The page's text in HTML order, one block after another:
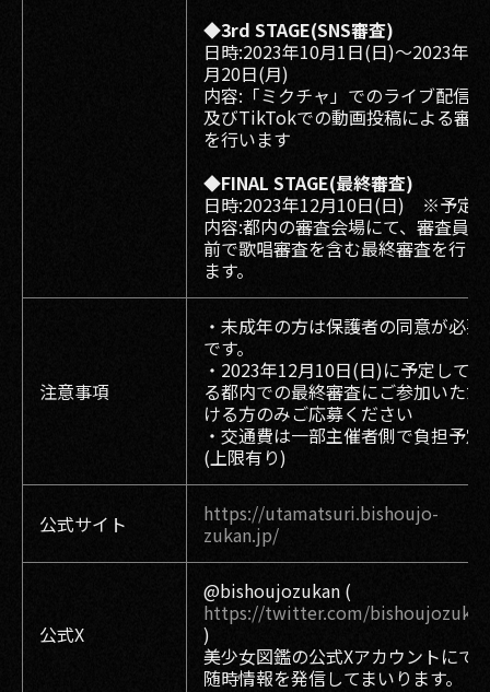
◆3rd STAGE(SNS審査)
日時:2023年10⽉1⽇(日)〜2023年11
⽉20⽇(月)
内容:「ミクチャ」でのライブ配信、
及びTikTokでの動画投稿による審査
を行います
◆FINAL STAGE(最終審査)
日時:2023年12月10日(日) ※予定
内容:都内の審査会場にて、審査員の
前で歌唱審査を含む最終審査を行い
ます。
注意事項
・未成年の方は保護者の同意が必要
です。
・2023年12月10日(日)に予定してい
る都内での最終審査にご参加いただ
ける方のみご応募ください
・交通費は一部主催者側で負担予定
(上限有り)
公式サイト
https://utamatsuri.bishoujo-
zukan.jp/
公式X
@bishoujozukan (
https://twitter.com/bishoujozukan
)
美少女図鑑の公式Xアカウントにて
随時情報を発信してまいります。